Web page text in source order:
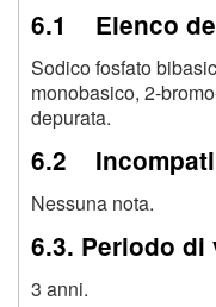
6.1 Elenco
Sodico fosfato
monobasico, 2-
depurata.
6.2
Nessuna nota.
6.3. Periodo di
3 anni.